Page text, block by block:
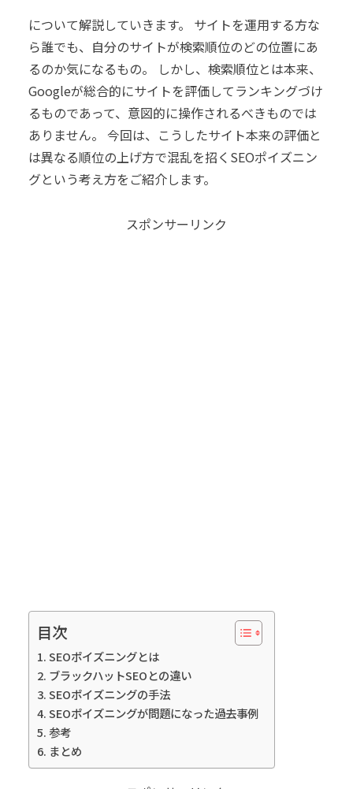
について解説していきます。 サイトを運用する方な
ら誰でも、自分のサイトが検索順位のどの位置にあ
るのか気になるもの。 しかし、検索順位とは本来、
Googleが総合的にサイトを評価してランキングづけ
るものであって、意図的に操作されるべきものでは
ありません。 今回は、こうしたサイト本来の評価と
は異なる順位の上げ方で混乱を招くSEOポイズニン
グという考え方をご紹介します。
スポンサーリンク
目次
SEOポイズニングとは
ブラックハットSEOとの違い
SEOポイズニングの手法
SEOポイズニングが問題になった過去事例
参考
まとめ